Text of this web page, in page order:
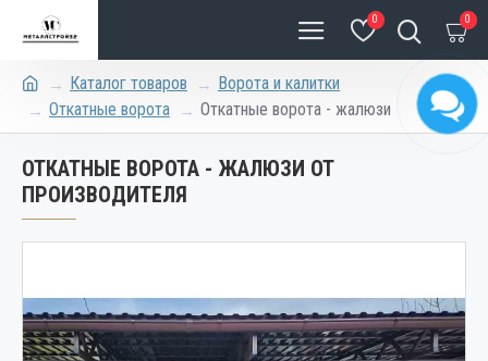
0 0
Каталог товаров
Ворота и калитки
Откатные ворота
Откатные ворота - жалюзи
ОТКАТНЫЕ ВОРОТА - ЖАЛЮЗИ ОТ
ПРОИЗВОДИТЕЛЯ